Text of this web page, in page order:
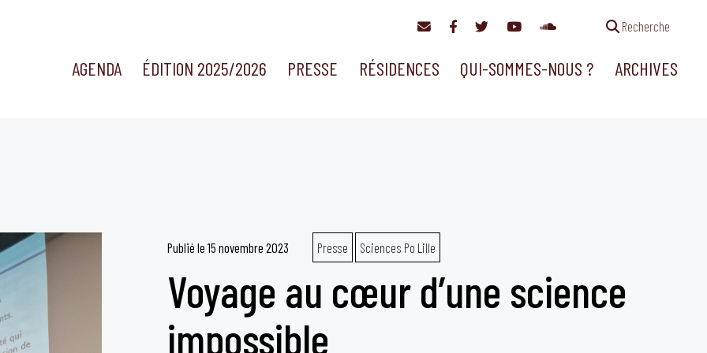
Recherche
AGENDA ÉDITION 2025/2026 PRESSE RÉSIDENCES QUI-SOMMES-NOUS ? ARCHIVES
Publié le15 novembre 2023 Presse Sciences Po Lille
Voyage au cœur d’une science
impossible